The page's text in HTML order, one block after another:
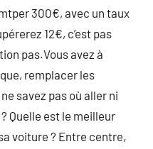
300€, avec un taux
12€, c’est pas
pas.Vous avez à
remplacer les
savez pas où aller ni
Quelle est le meilleur
voiture ? Entre centre,